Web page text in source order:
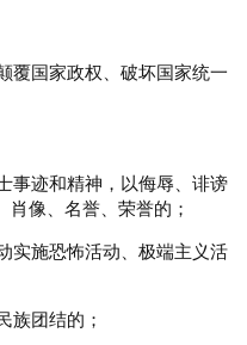
覆国家政权、破坏国家统一
事迹和精神，以侮辱、诽谤
像、名誉、荣誉的；
实施恐怖活动、极端主义活
族团结的；